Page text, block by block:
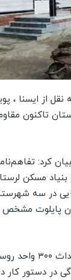
نقل از ایسنا ،
در لرستان
کرد:
بنیاد مسکن
روستایی در سه
پایلوت مشخص
تابعی اظهار کرد: قبلا
در دستور کار